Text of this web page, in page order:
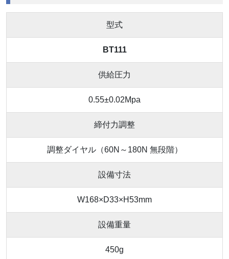
型式
BT111
供給圧力
0.55±0.02Mpa
締付力調整
調整ダイヤル（60N～180N 無段階）
設備寸法
W168×D33×H53mm
設備重量
450g